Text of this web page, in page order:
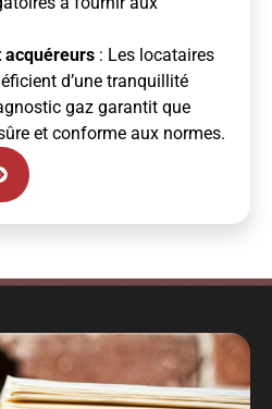
acquéreurs : Les locataires
d’une tranquillité
gaz garantit que
et conforme aux normes.